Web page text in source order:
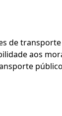
de
aos